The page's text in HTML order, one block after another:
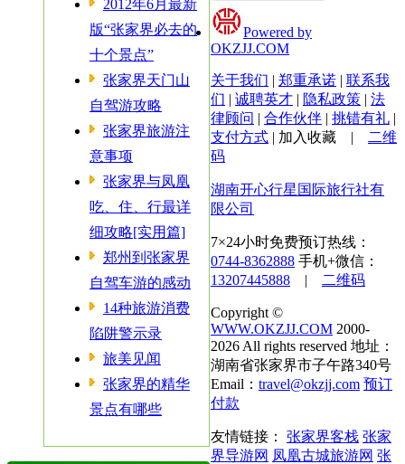
2012年6月最新
版“张家界必去的
十个景点”
张家界天门山
自驾游攻略
张家界旅游注
意事项
张家界与凤凰
吃、住、行最详
细攻略[实用篇]
郑州到张家界
自驾车游的感动
14种旅游消费
陷阱警示录
旅美见闻
张家界的精华
景点有哪些
Powered by
OKZJJ.COM
关于我们 | 郑重承诺 | 联系我
们 | 诚聘英才 | 隐私政策 | 法
律顾问 | 合作伙伴 | 挑错有礼 |
支付方式 | 加入收藏 |
二维
码
湖南开心行星国际旅行社有
限公司
7×24小时免费预订热线：
0744-8362888 手机+微信：
13207445888 | 二维码
Copyright ©
WWW.OKZJJ.COM 2000-
2026 All rights reserved 地址：
湖南省张家界市子午路340号
Email： travel@okzjj.com 预订
付款
友情链接： 张家界客栈 张家
界导游网 凤凰古城旅游网 张